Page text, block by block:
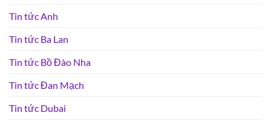
Tin tức Anh
Tin tức Ba Lan
Tin tức Bồ Đào Nha
Tin tức Đan Mạch
Tin tức Dubai